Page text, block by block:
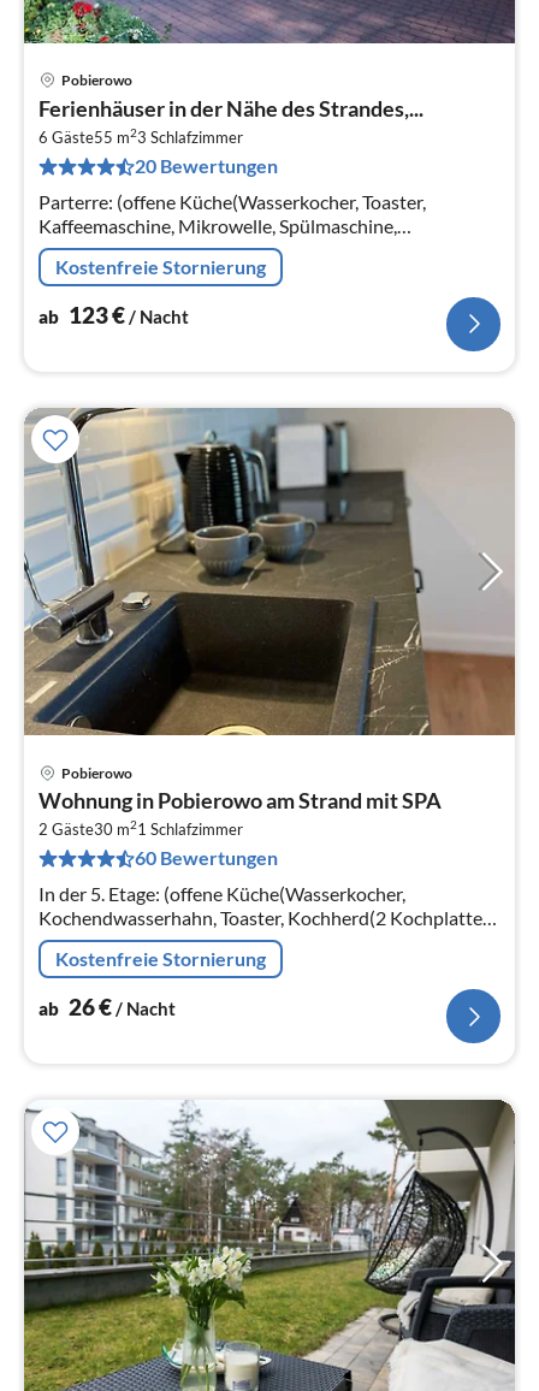
Pobierowo
Ferienhäuser in der Nähe des Strandes,...
6 Gäste55 m23 Schlafzimmer
20 Bewertungen
Parterre: (offene Küche(Wasserkocher, Toaster,
Kaffeemaschine, Mikrowelle, Spülmaschine,
Kühl-/Gefrierkombination)
Kostenfreie Stornierung
ab 123€/ Nacht
Pobierowo
Wohnung in Pobierowo am Strand mit SPA
2 Gäste30 m21 Schlafzimmer
60 Bewertungen
In der 5. Etage: (offene Küche(Wasserkocher,
Kochendwasserhahn, Toaster, Kochherd(2 Kochplatten,
elektrisch), Espressomaschine, Spülmaschine,
Kühl-/Gefrierkombination)
Kostenfreie Stornierung
ab 26€/ Nacht